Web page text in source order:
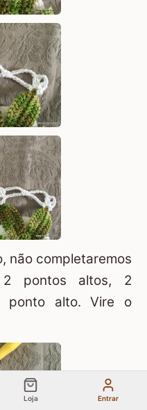
não completaremos
pontos altos, 2
ponto alto. Vire o
Loja Entrar